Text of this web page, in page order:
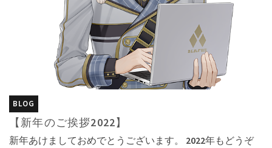
BLOG
【新年のご挨拶2022】
新年あけましておめでとうございます。 2022年もどうぞ